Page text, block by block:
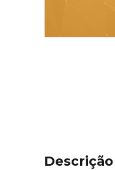
Descrição